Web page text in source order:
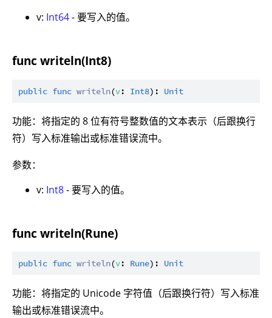
v: Int64- 要写入的值。
func writeln(Int8)
public func writeln(v: Int8): Unit
功能：将指定的 8 位有符号整数值的文本表示（后跟换行
符）写入标准输出或标准错误流中。
参数：
v: Int8- 要写入的值。
func writeln(Rune)
public func writeln(v: Rune): Unit
功能：将指定的 Unicode 字符值（后跟换行符）写入标准
输出或标准错误流中。